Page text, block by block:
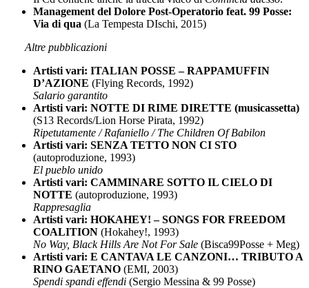
Management del Dolore Post-Operatorio feat. 99 Posse:
Via di qua (La Tempesta DIschi, 2015)
Altre pubblicazioni
Artisti vari: ITALIAN POSSE – RAPPAMUFFIN
D’AZIONE (Flying Records, 1992)
Salario garantito
Artisti vari: NOTTE DI RIME DIRETTE (musicassetta)
(S13 Records/Lion Horse Pirata, 1992)
Ripetutamente / Rafaniello / The Children Of Babilon
Artisti vari: SENZA TETTO NON CI STO
(autoproduzione, 1993)
El pueblo unido
Artisti vari: CAMMINARE SOTTO IL CIELO DI
NOTTE (autoproduzione, 1993)
Rappresaglia
Artisti vari: HOKAHEY! – SONGS FOR FREEDOM
COALITION (Hokahey!, 1993)
No Way, Black Hills Are Not For Sale (Bisca99Posse + Meg)
Artisti vari: E CANTAVA LE CANZONI… TRIBUTO A
RINO GAETANO (EMI, 2003)
Spendi spandi effendi (Sergio Messina & 99 Posse)